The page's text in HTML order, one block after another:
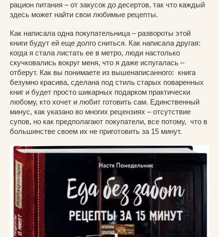
рацион питания – от закусок до десертов, так что каждый
здесь может найти свои любимые рецепты.
Как написала одна покупательница – развороты этой
книги будут ей еще долго сниться. Как написала другая:
когда я стала листать ее в метро, люди настолько
скучковались вокруг меня, что я даже испугалась –
отберут. Как вы понимаете из вышенаписанного: книга
безумно красива, сделана под стиль старых поваренных
книг и будет просто шикарных подарком практически
любому, кто хочет и любит готовить сам. Единственный
минус, как указано во многих рецензиях – отсутствие
супов, но как предполагают покупатели, все потому, что в
большинстве своем их не приготовить за 15 минут.